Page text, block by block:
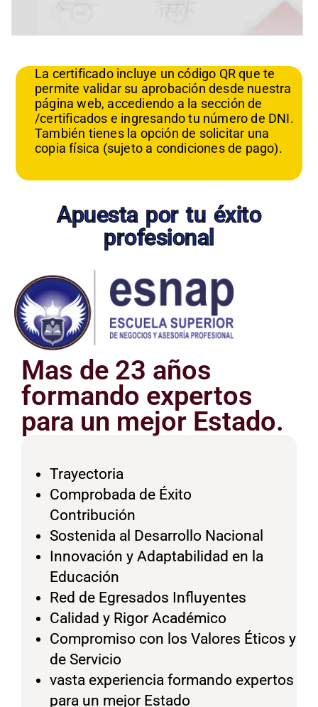
La certificado incluye un código QR que te
permite validar su aprobación desde nuestra
página web, accediendo a la sección de
/certificados e ingresando tu número de DNI.
También tienes la opción de solicitar una
copia física (sujeto a condiciones de pago).
Apuesta por tu éxito
profesional
Mas de 23 años
formando expertos
para un mejor Estado.
Trayectoria
Comprobada de Éxito
Contribución
Sostenida al Desarrollo Nacional
Innovación y Adaptabilidad en la
Educación
Red de Egresados Influyentes
Calidad y Rigor Académico
Compromiso con los Valores Éticos y
de Servicio
vasta experiencia formando expertos
para un mejor Estado